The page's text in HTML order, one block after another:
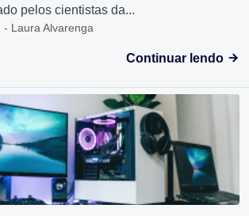
pelos cientistas da...
Laura Alvarenga
Continuar lendo